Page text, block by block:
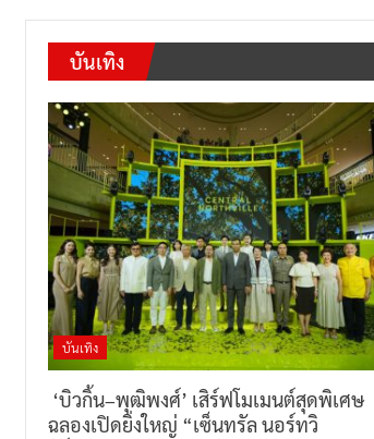
บันเทิง
บันเทิง
‘บิวกิ้น–พุฒิพงศ์’ เสิร์ฟโมเมนต์สุดพิเศษ
ฉลองเปิดยิ่งใหญ่ “เซ็นทรัล นอร์ทวิ